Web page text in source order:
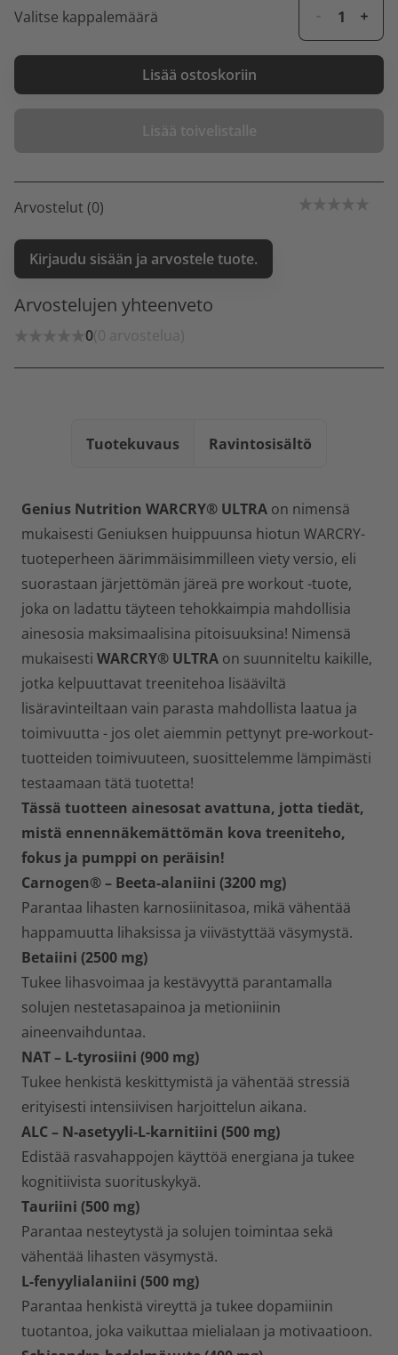
Valitse kappalemäärä
Lisää ostoskoriin
Lisää toivelistalle
Arvostelut (0)
Kirjaudu sisään ja arvostele tuote.
Arvostelujen yhteenveto
0(0 arvostelua)
Tuotekuvaus Ravintosisältö
Genius Nutrition WARCRY® ULTRA on nimensä
mukaisesti Geniuksen huippuunsa hiotun WARCRY-
tuoteperheen äärimmäisimmilleen viety versio, eli
suorastaan järjettömän järeä pre workout -tuote,
joka on ladattu täyteen tehokkaimpia mahdollisia
ainesosia maksimaalisina pitoisuuksina! Nimensä
mukaisesti WARCRY® ULTRA on suunniteltu kaikille,
jotka kelpuuttavat treenitehoa lisääviltä
lisäravinteiltaan vain parasta mahdollista laatua ja
toimivuutta - jos olet aiemmin pettynyt pre-workout-
tuotteiden toimivuuteen, suosittelemme lämpimästi
testaamaan tätä tuotetta!
Tässä tuotteen ainesosat avattuna, jotta tiedät,
mistä ennennäkemättömän kova treeniteho,
fokus ja pumppi on peräisin!
Carnogen®– Beeta-alaniini (3200 mg)
Parantaa lihasten karnosiinitasoa, mikä vähentää
happamuutta lihaksissa ja viivästyttää väsymystä.
Betaiini (2500 mg)
Tukee lihasvoimaa ja kestävyyttä parantamalla
solujen nestetasapainoa ja metioniinin
aineenvaihduntaa.
NAT – L-tyrosiini (900 mg)
Tukee henkistä keskittymistä ja vähentää stressiä
erityisesti intensiivisen harjoittelun aikana.
ALC – N-asetyyli-L-karnitiini (500 mg)
Edistää rasvahappojen käyttöä energiana ja tukee
kognitiivista suorituskykyä.
Tauriini (500 mg)
Parantaa nesteytystä ja solujen toimintaa sekä
vähentää lihasten väsymystä.
L-fenyylialaniini (500 mg)
Parantaa henkistä vireyttä ja tukee dopamiinin
tuotantoa, joka vaikuttaa mielialaan ja motivaatioon.